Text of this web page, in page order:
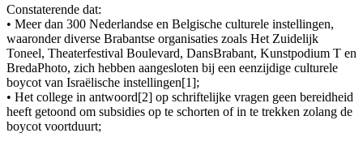
Constaterende dat:
• Meer dan 300 Nederlandse en Belgische culturele instellingen,
waaronder diverse Brabantse organisaties zoals Het Zuidelijk
Toneel, Theaterfestival Boulevard, DansBrabant, Kunstpodium T en
BredaPhoto, zich hebben aangesloten bij een eenzijdige culturele
boycot van Israëlische instellingen[1];
• Het college in antwoord[2] op schriftelijke vragen geen bereidheid
heeft getoond om subsidies op te schorten of in te trekken zolang de
boycot voortduurt;